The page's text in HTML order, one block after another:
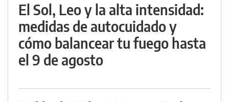
El Sol, Leo y la alta intensidad:
medidas de autocuidado y
cómo balancear tu fuego hasta
el 9 de agosto